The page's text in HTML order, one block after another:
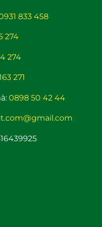
833 458
274
274
271
0898 50 42 44